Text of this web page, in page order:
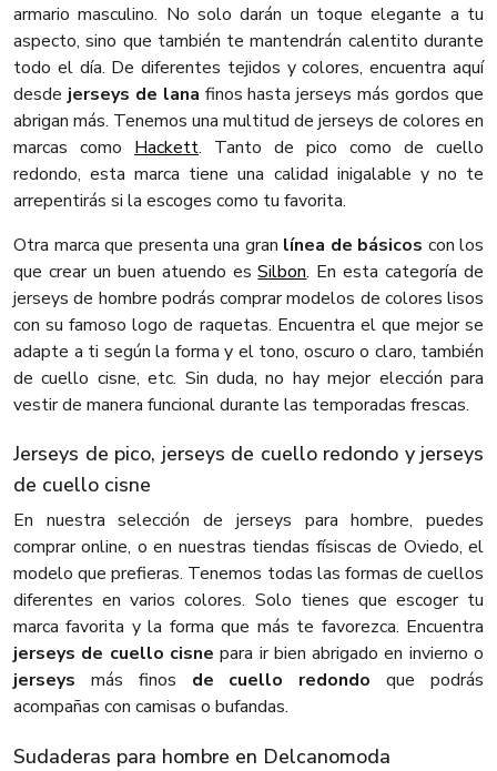
armario masculino. No solo darán un toque elegante a tu
aspecto, sino que también te mantendrán calentito durante
todo el día. De diferentes tejidos y colores, encuentra aquí
desde jerseys de lana finos hasta jerseys más gordos que
abrigan más. Tenemos una multitud de jerseys de colores en
marcas como Hackett. Tanto de pico como de cuello
redondo, esta marca tiene una calidad inigalable y no te
arrepentirás si la escoges como tu favorita.
Otra marca que presenta una gran línea de básicos con los
que crear un buen atuendo esSilbon. En esta categoría de
jerseys de hombre podrás comprar modelos de colores lisos
con su famoso logo de raquetas. Encuentra el que mejor se
adapte a ti según la forma y el tono, oscuro o claro, también
de cuello cisne, etc. Sin duda, no hay mejor elección para
vestir de manera funcional durante las temporadas frescas.
Jerseys de pico, jerseys de cuello redondo y jerseys
de cuello cisne
En nuestra selección de jerseys para hombre, puedes
comprar online, o en nuestras tiendas físiscas de Oviedo, el
modelo que prefieras. Tenemos todas las formas de cuellos
diferentes en varios colores. Solo tienes que escoger tu
marca favorita y la forma que más te favorezca. Encuentra
jerseys de cuello cisne para ir bien abrigado en invierno o
jerseys más finos de cuello redondo que podrás
acompañas con camisas o bufandas.
Sudaderas para hombre en Delcanomoda